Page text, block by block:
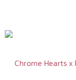
Chrome Hearts x